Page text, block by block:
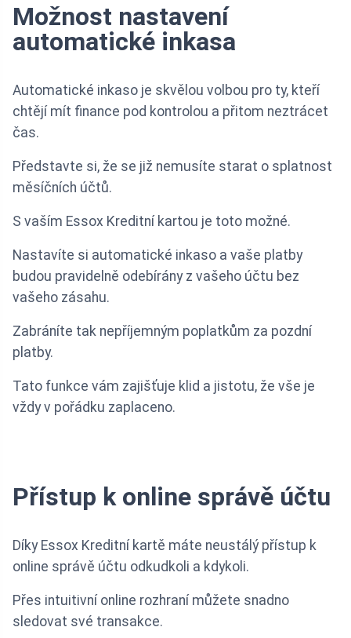
Možnost nastavení
automatické inkasa
Automatické inkaso je skvělou volbou pro ty, kteří
chtějí mít finance pod kontrolou a přitom neztrácet
čas.
Představte si, že se již nemusíte starat o splatnost
měsíčních účtů.
S vaším Essox Kreditní kartou je toto možné.
Nastavíte si automatické inkaso a vaše platby
budou pravidelně odebírány z vašeho účtu bez
vašeho zásahu.
Zabráníte tak nepříjemným poplatkům za pozdní
platby.
Tato funkce vám zajišťuje klid a jistotu, že vše je
vždy v pořádku zaplaceno.
Přístup k online správě účtu
Díky Essox Kreditní kartě máte neustálý přístup k
online správě účtu odkudkoli a kdykoli.
Přes intuitivní online rozhraní můžete snadno
sledovat své transakce.